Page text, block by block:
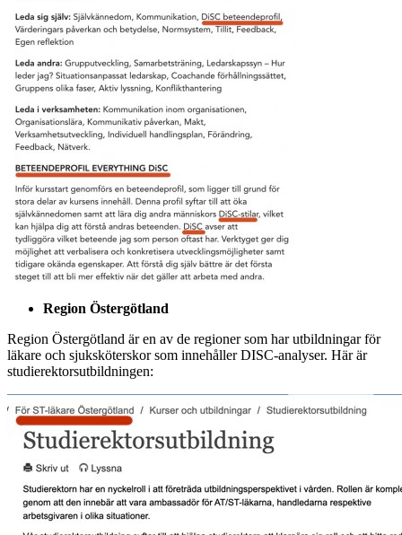
Region Östergötland
Region Östergötland är en av de regioner som har utbildningar för
läkare och sjuksköterskor som innehåller DISC-analyser. Här är
studierektorsutbildningen: